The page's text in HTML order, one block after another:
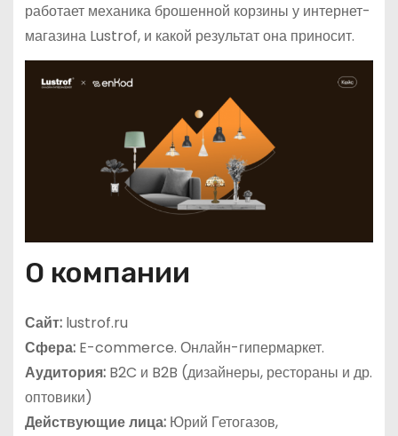
работает механика брошенной корзины у интернет-
магазина Lustrof, и какой результат она приносит.
О компании
Сайт:lustrof.ru
Сфера:E-commerce. Онлайн-гипермаркет.
Аудитория:B2C и B2B (дизайнеры, рестораны и др.
оптовики)
Действующие лица: Юрий Гетогазов,